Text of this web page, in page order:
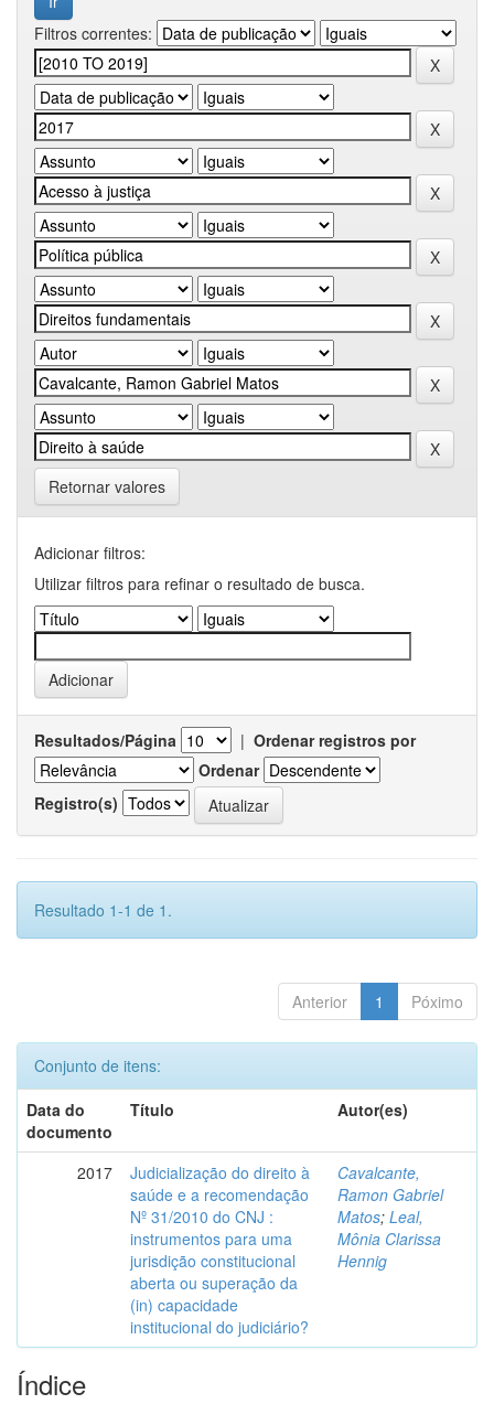
Filtros correntes:
Retornar valores
Adicionar filtros:
Utilizar filtros para refinar o resultado de busca.
Resultados/Página | Ordenar registros por
Ordenar
Registro(s)
Resultado 1-1 de 1.
Anterior 1 Póximo
Conjunto de itens:
Data do
documento
Título Autor(es)
2017
Judicialização do direito à
saúde e a recomendação
Nº 31/2010 do CNJ :
instrumentos para uma
jurisdição constitucional
aberta ou superação da
(in) capacidade
institucional do judiciário?
Cavalcante,
Ramon Gabriel
Matos; Leal,
Mônia Clarissa
Hennig
Índice